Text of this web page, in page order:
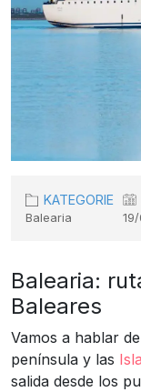
KATEGORIE
Balearia
Balearia:
Baleares
Vamos a hablar
península y las
salida desde los